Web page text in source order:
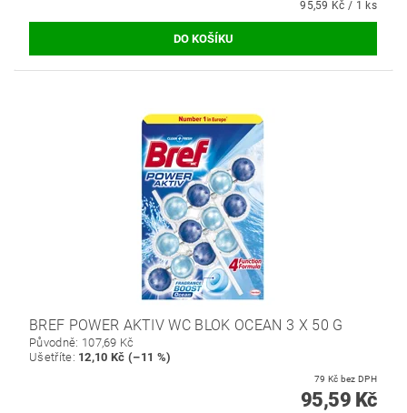
95,59 Kč / 1 ks
BREF POWER AKTIV WC BLOK OCEAN 3 X 50 G
Původně: 107,69 Kč
Ušetříte: 12,10 Kč (–11 %)
79 Kč bez DPH
95,59 Kč